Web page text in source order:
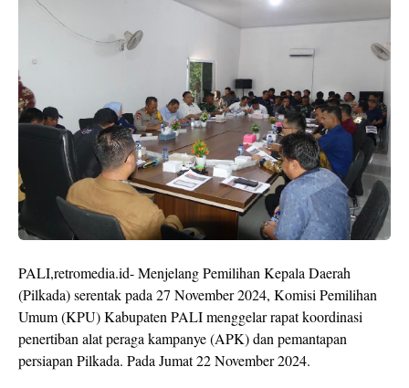
PALI,retromedia.id- Menjelang Pemilihan Kepala Daerah
(Pilkada) serentak pada 27 November 2024, Komisi Pemilihan
Umum (KPU) Kabupaten PALI menggelar rapat koordinasi
penertiban alat peraga kampanye (APK) dan pemantapan
persiapan Pilkada. Pada Jumat 22 November 2024.